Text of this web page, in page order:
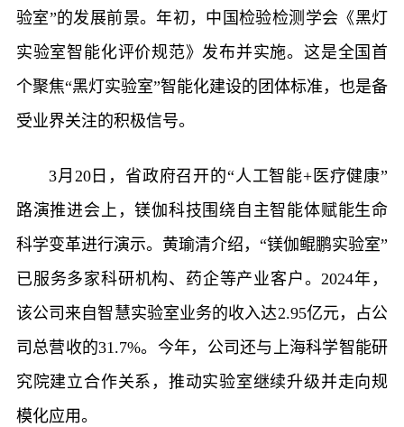
验室”的发展前景。年初，中国检验检测学会《黑灯
实验室智能化评价规范》发布并实施。这是全国首
个聚焦“黑灯实验室”智能化建设的团体标准，也是备
受业界关注的积极信号。
3月20日，省政府召开的“人工智能+医疗健康”
路演推进会上，镁伽科技围绕自主智能体赋能生命
科学变革进行演示。黄瑜清介绍，“镁伽鲲鹏实验室”
已服务多家科研机构、药企等产业客户。2024年，
该公司来自智慧实验室业务的收入达2.95亿元，占公
司总营收的31.7%。今年，公司还与上海科学智能研
究院建立合作关系，推动实验室继续升级并走向规
模化应用。